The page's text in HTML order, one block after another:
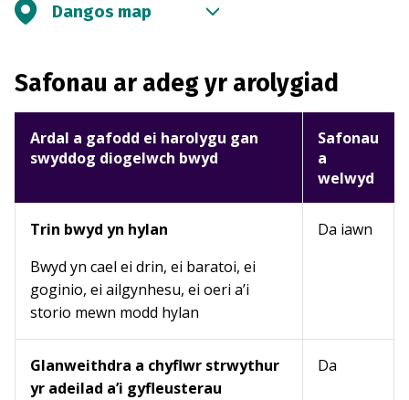
Dangos map
Safonau ar adeg yr arolygiad
Ardal a gafodd ei harolygu gan
swyddog diogelwch bwyd
Safonau
a
welwyd
Trin bwyd yn hylan
Bwyd yn cael ei drin, ei baratoi, ei
goginio, ei ailgynhesu, ei oeri a’i
storio mewn modd hylan
Da iawn
Glanweithdra a chyflwr strwythur
yr adeilad a’i gyfleusterau
Da